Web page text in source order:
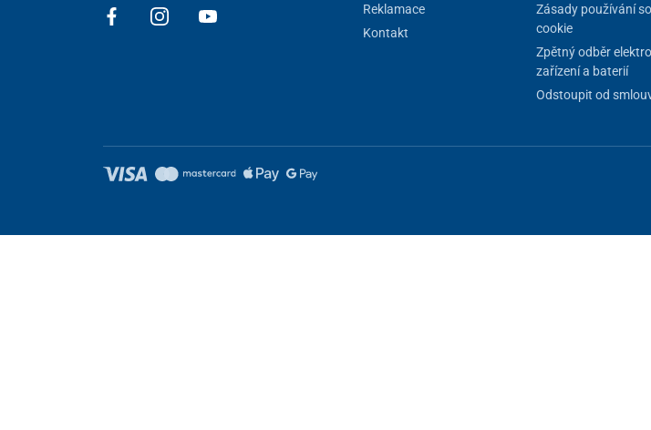
Reklamace
Kontakt
Zásady používání
cookie
Zpětný odběr elektro
zařízení a baterií
Odstoupit od